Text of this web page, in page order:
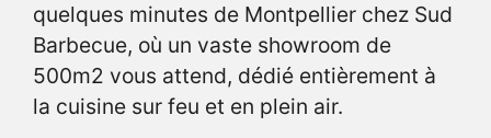
quelques minutes de Montpellier chez Sud
Barbecue, où un vaste showroom de
500m2 vous attend, dédié entièrement à
la cuisine sur feu et en plein air.